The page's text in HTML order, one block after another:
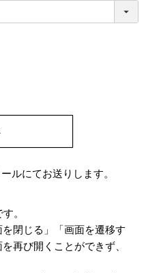
ルにてお送りします。
。
閉じる」「画面を遷移す
再び開くことができず、